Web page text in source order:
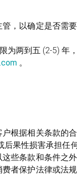
，以确定是否需
两到五 (2-5) 年
。
根据相关条款的
果性损害承担任
些条款和条件之
者保护法律或法